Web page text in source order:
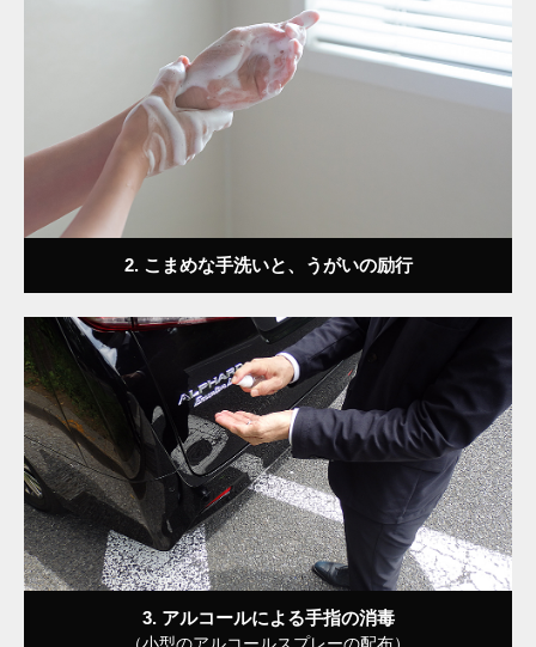
2. こまめな手洗いと、うがいの励行
3. アルコールによる手指の消毒
（小型のアルコールスプレーの配布）